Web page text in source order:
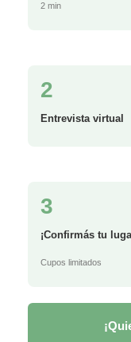
2 min
2
Entrevista virtual
3
¡Confirmás tu
Cupos limitados